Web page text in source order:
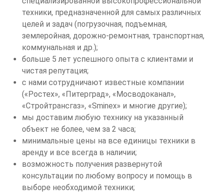
техники, предназначенной для самых различных
целей и задач (погрузочная, подъемная,
землеройная, дорожно-ремонтная, транспортная,
коммунальная и др.);
больше 5 лет успешного опыта с клиентами и
чистая репутация;
с нами сотрудничают известные компании
(«Ростех», «Питерград», «Мосводоканал»,
«Стройтрансгаз», «Sminex» и многие другие);
мы доставим любую технику на указанный
объект не более, чем за 2 часа;
минимальные цены на все единицы техники в
аренду и все всегда в наличии;
возможность получения развернутой
консультации по любому вопросу и помощь в
выборе необходимой техники;